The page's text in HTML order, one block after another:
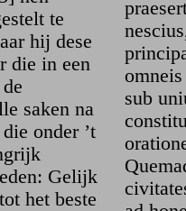
te
hij dese
die in een
saken na
onder ’t
Gelijk
het beste
sub